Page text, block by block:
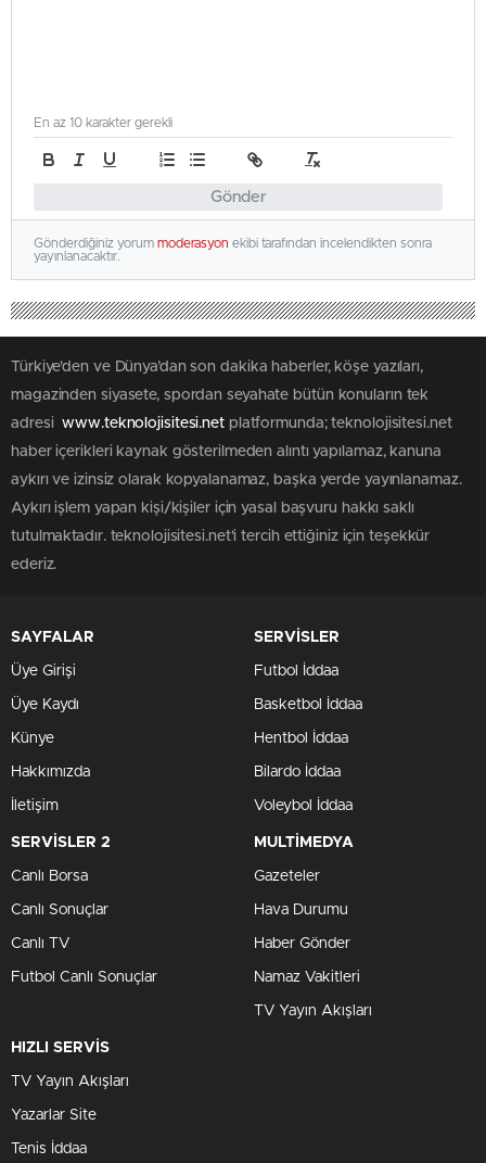
Gönder
En az 10 karakter gerekli
Gönderdiğiniz yorum moderasyon ekibi tarafından incelendikten sonra
yayınlanacaktır.
Türkiye'den ve Dünya’dan son dakika haberler, köşe yazıları,
magazinden siyasete, spordan seyahate bütün konuların tek
adresiwww.teknolojisitesi.netplatformunda; teknolojisitesi.net
haber içerikleri kaynak gösterilmeden alıntı yapılamaz, kanuna
aykırı ve izinsiz olarak kopyalanamaz, başka yerde yayınlanamaz.
Aykırı işlem yapan kişi/kişiler için yasal başvuru hakkı saklı
tutulmaktadır. teknolojisitesi.net'i tercih ettiğiniz için teşekkür
ederiz.
SAYFALAR
Üye Girişi
Üye Kaydı
Künye
Hakkımızda
İletişim
SERVİSLER
Futbol İddaa
Basketbol İddaa
Hentbol İddaa
Bilardo İddaa
Voleybol İddaa
SERVİSLER 2
Canlı Borsa
Canlı Sonuçlar
Canlı TV
Futbol Canlı Sonuçlar
MULTİMEDYA
Gazeteler
Hava Durumu
Haber Gönder
Namaz Vakitleri
TV Yayın Akışları
HIZLI SERVİS
TV Yayın Akışları
Yazarlar Site
Tenis İddaa